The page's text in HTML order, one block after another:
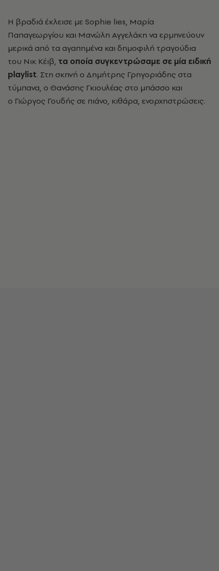
Η βραδιά έκλεισε με Sophie lies, Μαρία
Παπαγεωργίου και Μανώλη Αγγελάκη να ερμηνεύουν
μερικά από τα αγαπημένα και δημοφιλή τραγούδια
του Νικ Κέιβ, τα οποία συγκεντρώσαμε σε μία ειδική
playlist. Στη σκηνή ο Δημήτρης Γρηγοριάδης στα
τύμπανα, ο Θανάσης Γκιουλέας στο μπάσσο και
ο Γιώργος Γουδής σε πιάνο, κιθάρα, ενορχηστρώσεις.